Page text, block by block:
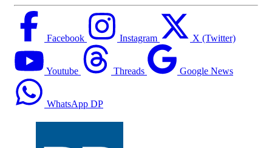
Facebook Instagram X (Twitter)
Youtube Threads Google News
WhatsApp DP